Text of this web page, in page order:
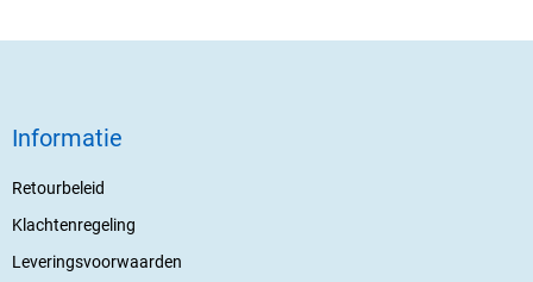
Informatie
Retourbeleid
Klachtenregeling
Leveringsvoorwaarden